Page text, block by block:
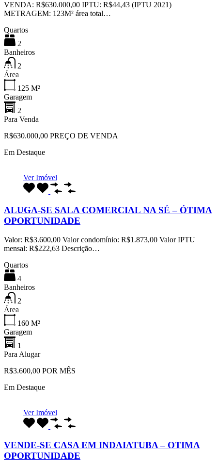
VENDA: R$630.000,00 IPTU: R$44,43 (IPTU 2021)
METRAGEM: 123M² área total…
Quartos
2
Banheiros
2
Área
125 M²
Garagem
2
Para Venda
R$630.000,00 PREÇO DE VENDA
Em Destaque
Ver Imóvel
ALUGA-SE SALA COMERCIAL NA SÉ – ÓTIMA
OPORTUNIDADE
Valor: R$3.600,00 Valor condomínio: R$1.873,00 Valor IPTU
mensal: R$222,63 Descrição…
Quartos
4
Banheiros
2
Área
160 M²
Garagem
1
Para Alugar
R$3.600,00 POR MÊS
Em Destaque
Ver Imóvel
VENDE-SE CASA EM INDAIATUBA – OTIMA
OPORTUNIDADE